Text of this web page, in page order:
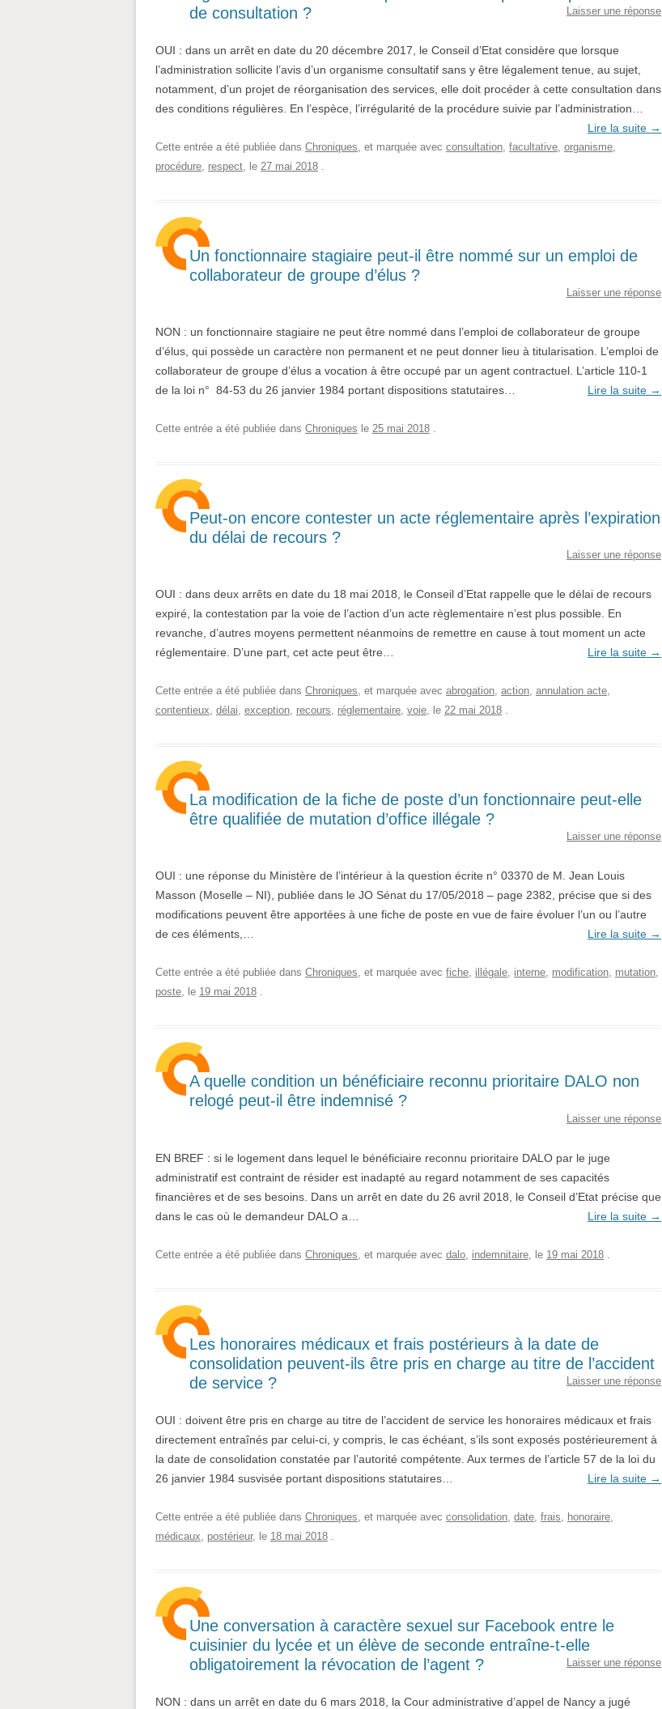
de consultation ?
Laisser une réponse
OUI : dans un arrêt en date du 20 décembre 2017, le Conseil d’Etat considère que lorsque
l’administration sollicite l’avis d’un organisme consultatif sans y être légalement tenue, au sujet,
notamment, d’un projet de réorganisation des services, elle doit procéder à cette consultation dans
des conditions régulières. En l’espèce, l’irrégularité de la procédure suivie par l’administration…
Lire la suite →
Cette entrée a été publiée dans Chroniques , et marquée avec consultation facultative organisme
procédure respect , le 27 mai 2018
Un fonctionnaire stagiaire peut-il être nommé sur un emploi de
collaborateur de groupe d’élus ?
Laisser une réponse
NON : un fonctionnaire stagiaire ne peut être nommé dans l’emploi de collaborateur de groupe
d’élus, qui possède un caractère non permanent et ne peut donner lieu à titularisation. L’emploi de
collaborateur de groupe d’élus a vocation à être occupé par un agent contractuel. L’article 110-1
de la loi n° 84-53 du 26 janvier 1984 portant dispositions statutaires…
Lire la suite →
Cette entrée a été publiée dans Chroniques le 25 mai 2018
Peut-on encore contester un acte réglementaire après l’expiration
du délai de recours ?
Laisser une réponse
OUI : dans deux arrêts en date du 18 mai 2018, le Conseil d’Etat rappelle que le délai de recours
expiré, la contestation par la voie de l’action d’un acte règlementaire n’est plus possible. En
revanche, d’autres moyens permettent néanmoins de remettre en cause à tout moment un acte
réglementaire. D’une part, cet acte peut être…
Lire la suite →
Cette entrée a été publiée dans Chroniques, et marquée avec abrogation, action, annulation acte,
contentieux, délai, exception, recours, réglementaire, voie, le 22 mai 2018 .
La modification de la fiche de poste d’un fonctionnaire peut-elle
être qualifiée de mutation d’office illégale ?
Laisser une réponse
OUI : une réponse du Ministère de l’intérieur à la question écrite n° 03370 de M. Jean Louis
Masson (Moselle – NI), publiée dans le JO Sénat du 17/05/2018 – page 2382, précise que si des
modifications peuvent être apportées à une fiche de poste en vue de faire évoluer l’un ou l’autre
de ces éléments,…
Lire la suite →
Cette entrée a été publiée dans Chroniques, et marquée avec fiche, illégale, interne, modification, mutation,
poste, le 19 mai 2018 .
A quelle condition un bénéficiaire reconnu prioritaire DALO non
relogé peut-il être indemnisé ?
Laisser une réponse
EN BREF : si le logement dans lequel le bénéficiaire reconnu prioritaire DALO par le juge
administratif est contraint de résider est inadapté au regard notamment de ses capacités
financières et de ses besoins. Dans un arrêt en date du 26 avril 2018, le Conseil d’Etat précise que
dans le cas où le demandeur DALO a…
Lire la suite →
Cette entrée a été publiée dans Chroniques , et marquée avec dalo indemnitaire , le 19 mai 2018
Les honoraires médicaux et frais postérieurs à la date de
consolidation peuvent-ils être pris en charge au titre de l’accident
de service ?
Laisser une réponse
OUI : doivent être pris en charge au titre de l’accident de service les honoraires médicaux et frais
directement entraînés par celui-ci, y compris, le cas échéant, s’ils sont exposés postérieurement à
la date de consolidation constatée par l’autorité compétente. Aux termes de l’article 57 de la loi du
26 janvier 1984 susvisée portant dispositions statutaires…
Lire la suite →
Cette entrée a été publiée dans Chroniques , et marquée avec consolidation date frais honoraire
médicaux
postérieur, le 18 mai 2018
Une conversation à caractère sexuel sur Facebook entre le
cuisinier du lycée et un élève de seconde entraîne-t-elle
obligatoirement la révocation de l’agent ?
Laisser une réponse
NON : dans un arrêt en date du 6 mars 2018, la Cour administrative d’appel de Nancy a jugé